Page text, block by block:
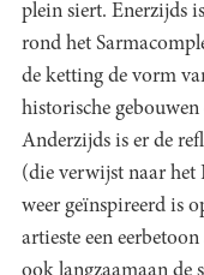
plein siert. Enerzijds
rond het
de ketting de vorm
historische
Anderzijds is er de
(die verwijst naar het
weer geïnspireerd is
artieste een